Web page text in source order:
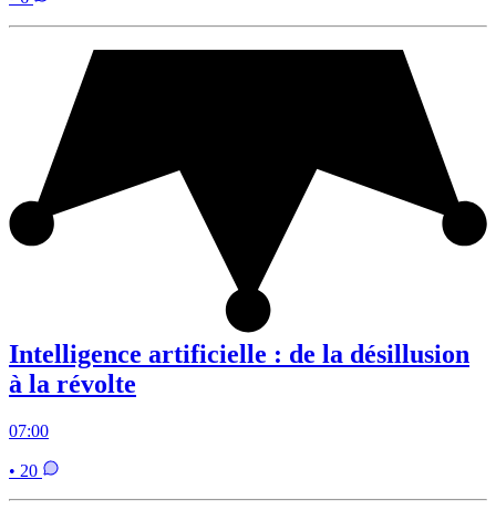
Intelligence artificielle : de la désillusion
à la révolte
07:00
• 20